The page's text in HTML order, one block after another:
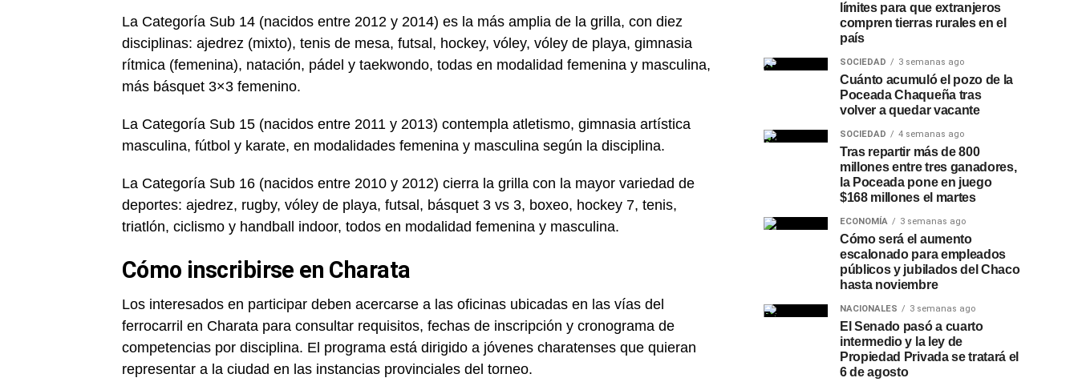
La Categoría Sub 14 (nacidos entre 2012 y 2014) es la más amplia de la grilla, con diez
disciplinas: ajedrez (mixto), tenis de mesa, futsal, hockey, vóley, vóley de playa, gimnasia
rítmica (femenina), natación, pádel y taekwondo, todas en modalidad femenina y masculina,
más básquet 3×3 femenino.
La Categoría Sub 15 (nacidos entre 2011 y 2013) contempla atletismo, gimnasia artística
masculina, fútbol y karate, en modalidades femenina y masculina según la disciplina.
La Categoría Sub 16 (nacidos entre 2010 y 2012) cierra la grilla con la mayor variedad de
deportes: ajedrez, rugby, vóley de playa, futsal, básquet 3 vs 3, boxeo, hockey 7, tenis,
triatlón, ciclismo y handball indoor, todos en modalidad femenina y masculina.
Cómo inscribirse en Charata
Los interesados en participar deben acercarse a las oficinas ubicadas en las vías del
ferrocarril en Charata para consultar requisitos, fechas de inscripción y cronograma de
competencias por disciplina. El programa está dirigido a jóvenes charatenses que quieran
representar a la ciudad en las instancias provinciales del torneo.
límites para que extranjeros
compren tierras rurales en el
país
SOCIEDAD 3 semanas ago
Cuánto acumuló el pozo de la
Poceada Chaqueña tras
volver a quedar vacante
SOCIEDAD 4 semanas ago
Tras repartir más de 800
millones entre tres ganadores,
la Poceada pone en juego
$168 millones el martes
ECONOMÍA 3 semanas ago
Cómo será el aumento
escalonado para empleados
públicos y jubilados del Chaco
hasta noviembre
NACIONALES 3 semanas ago
El Senado pasó a cuarto
intermedio y la ley de
Propiedad Privada se tratará el
6 de agosto